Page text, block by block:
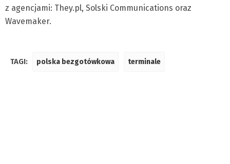
z agencjami: They.pl, Solski Communications oraz
Wavemaker.
TAGI: polska bezgotówkowa terminale